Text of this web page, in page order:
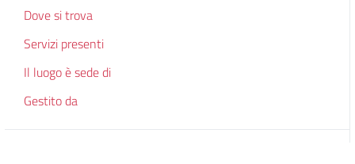
Dove si trova
Servizi presenti
Il luogo è sede di
Gestito da